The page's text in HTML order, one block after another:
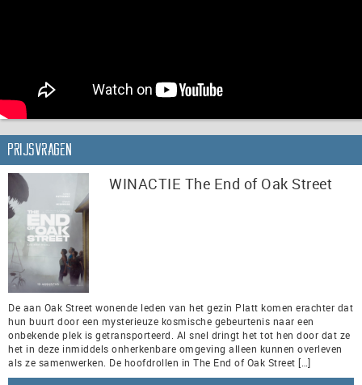
Prijsvragen
WINACTIE The End of Oak Street
De aan Oak Street wonende leden van het gezin Platt komen erachter dat
hun buurt door een mysterieuze kosmische gebeurtenis naar een
onbekende plek is getransporteerd. Al snel dringt het tot hen door dat ze
het in deze inmiddels onherkenbare omgeving alleen kunnen overleven
als ze samenwerken. De hoofdrollen in The End of Oak Street […]